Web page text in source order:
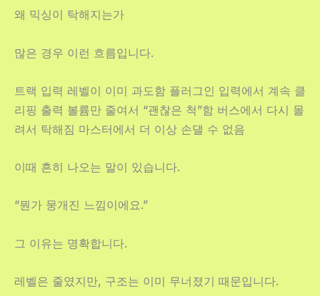
왜 믹싱이 탁해지는가
많은 경우 이런 흐름입니다.
트랙 입력 레벨이 이미 과도함 플러그인 입력에서 계속 클
리핑 출력 볼륨만 줄여서 “괜찮은 척”함 버스에서 다시 몰
려서 탁해짐 마스터에서 더 이상 손댈 수 없음
이때 흔히 나오는 말이 있습니다.
“뭔가 뭉개진 느낌이에요.”
그 이유는 명확합니다.
레벨은 줄였지만, 구조는 이미 무너졌기 때문입니다.